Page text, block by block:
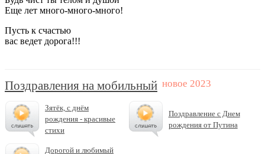
Еще лет много-много-много!
Пусть к счастью
вас ведет дорога!!!
Поздравления на мобильный
Зятёк, с днём
рождения - красивые
стихи
Поздравление с Днем
рождения от Путина
Дорогой и любимый